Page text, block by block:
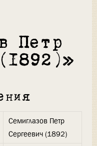
Петр
Семиглазов Петр
Сергеевич (1892)